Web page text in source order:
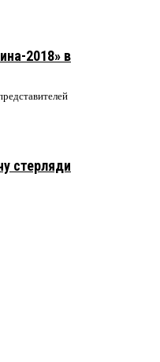
2018» в
стерляди